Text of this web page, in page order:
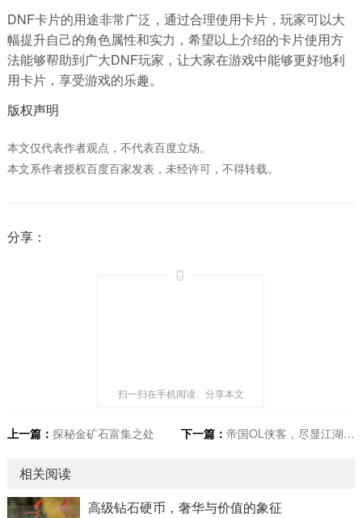
DNF卡片的用途非常广泛，通过合理使用卡片，玩家可以大
幅提升自己的角色属性和实力，希望以上介绍的卡片使用方
法能够帮助到广大DNF玩家，让大家在游戏中能够更好地利
用卡片，享受游戏的乐趣。
版权声明
本文仅代表作者观点，不代表百度立场。
本文系作者授权百度百家发表，未经许可，不得转载。
分享：
扫一扫在手机阅读、分享本文
上一篇： 探秘金矿石富集之处 下一篇： 帝国OL侠客，尽显江湖传奇风姿
相关阅读
高级钻石硬币，奢华与价值的象征